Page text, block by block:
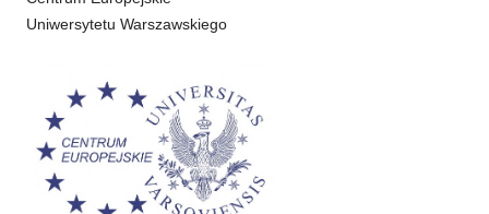
Uniwersytetu Warszawskiego